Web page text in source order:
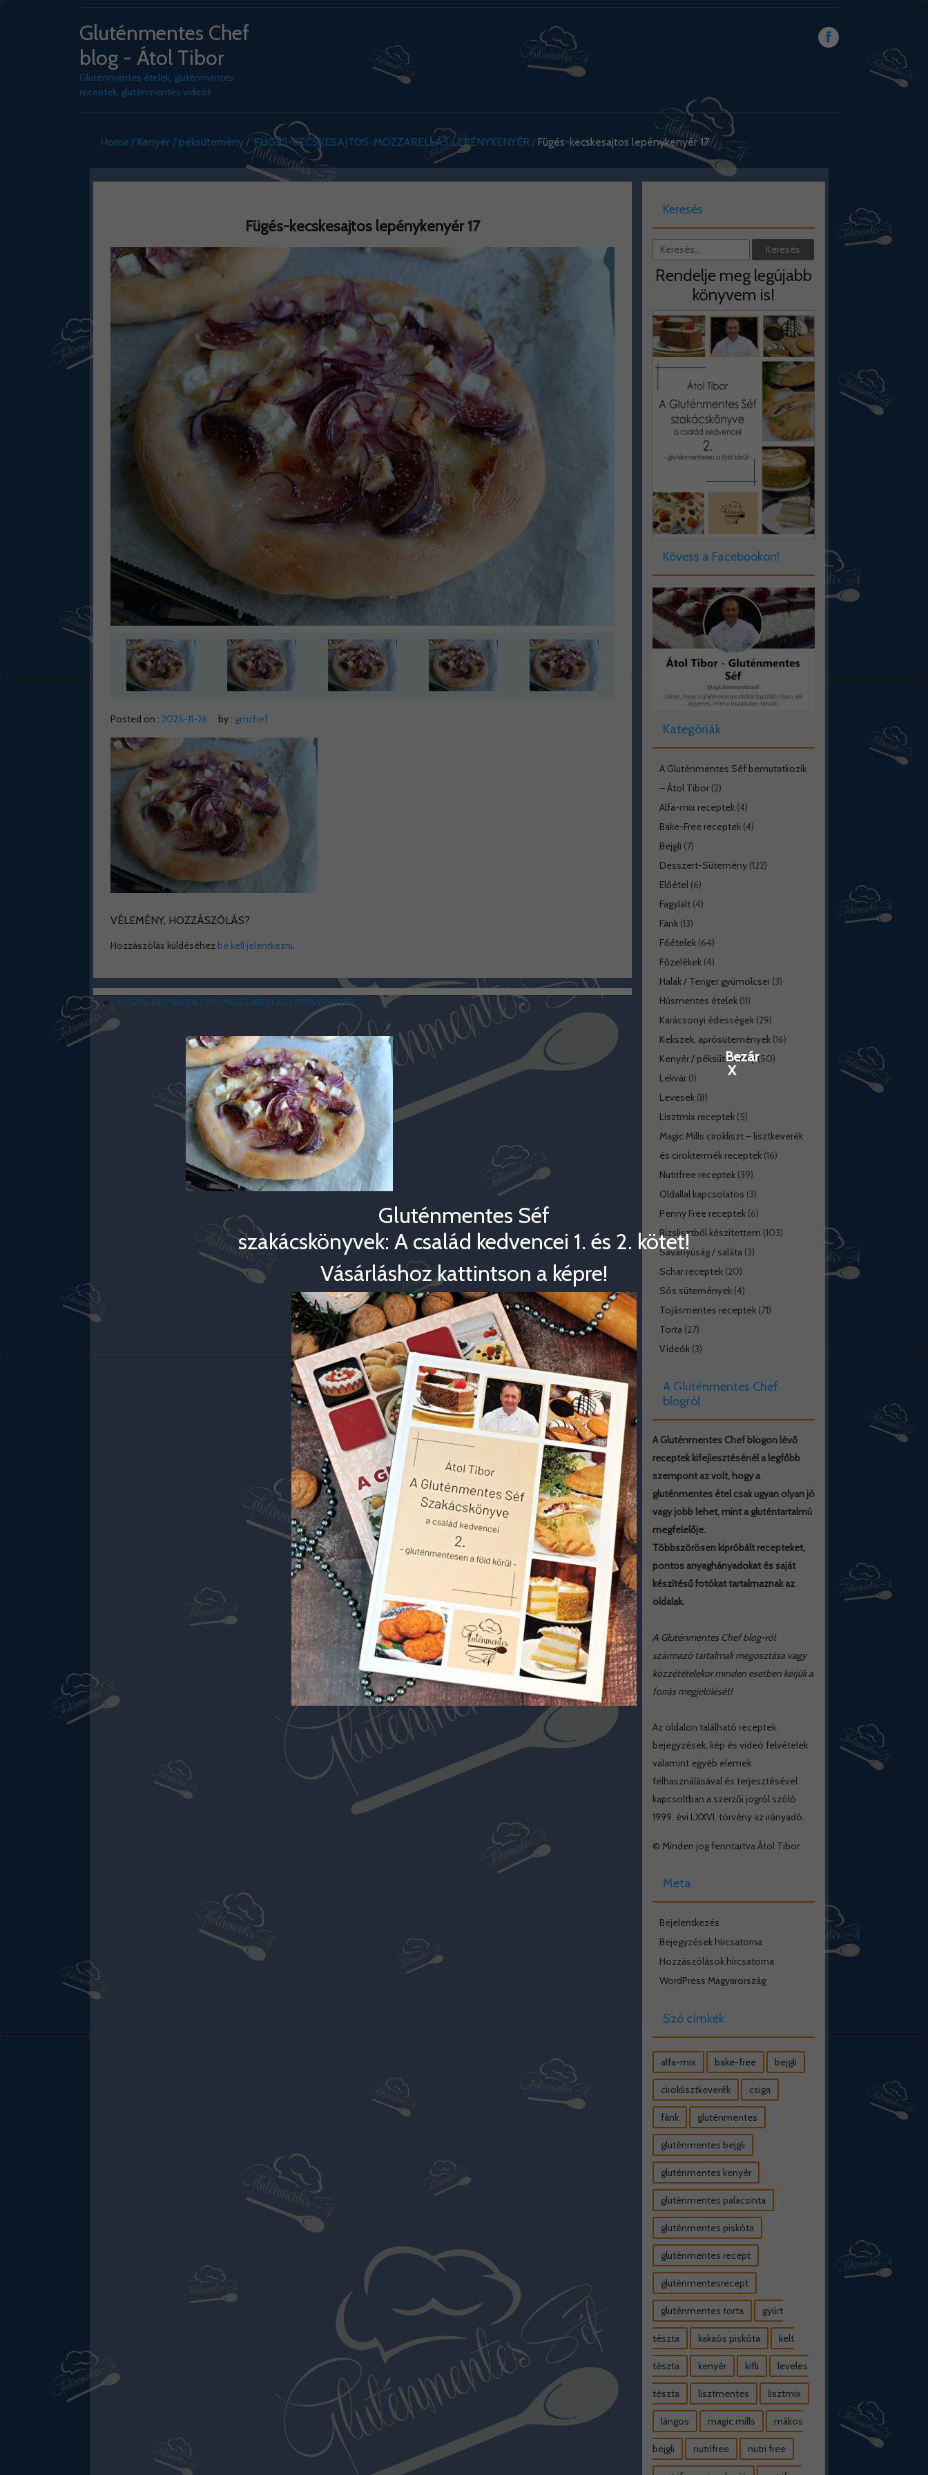
Gluténmentes Chef
blog - Átol Tibor
Gluténmentes ételek, gluténmentes
receptek, gluténmentes videók
Home Kenyér / péksütemény FÜGÉS-KECSKESAJTOS-MOZZARELLÁS LEPÉNYKENYÉR Fügés-kecskesajtos lepénykenyér 17
Fügés-kecskesajtos lepénykenyér 17
Posted on : 2025-11-26 by : gmchef
VÉLEMÉNY, HOZZÁSZÓLÁS?
Hozzászólás küldéséhez be kell jelentkezni
« FÜGÉS-KECSKESAJTOS-MOZZARELLÁS LEPÉNYKENYÉR
Keresés
Rendelje meg legújabb
könyvem is!
Kövess a Facebookon!
Kategóriák
A Gluténmentes Séf bemutatkozik
– Átol Tibor(2)
Alfa-mix receptek(4)
Bake-Free receptek(4)
Bejgli (7)
Desszert-Sütemény(122)
Előétel(6)
Fagylalt(4)
Fánk(13)
Főételek(64)
Főzelékek(4)
Halak / Tenger gyümölcsei (3)
Húsmentes ételek(11)
Karácsonyi édességek(29)
Kekszek, aprósütemények(16)
Kenyér / péksütemény(50)
Lekvár(1)
Levesek(8)
Lisztmix receptek(5)
Magic Mills cirokliszt – lisztkeverék
és ciroktermék receptek(16)
Nutrifree receptek(39)
Oldallal kapcsolatos (3)
Penny Free receptek(6)
Rizslisztből készítettem (103)
Savanyúság / saláta(3)
Schar receptek(20)
Sós sütemények(4)
Tojásmentes receptek(71)
Torta(27)
Videók(3)
A Gluténmentes Chef
blogról
A Gluténmentes Chef blogon lévő
receptek kifejlesztésénél a legfőbb
szempont az volt, hogy a
gluténmentes étel csak ugyan olyan jó
vagy jobb lehet, mint a gluténtartalmú
megfelelője.
Többszörösen kipróbált recepteket,
pontos anyaghányadokat és saját
készítésű fotókat tartalmaznak az
oldalak.
A Gluténmentes Chef blog-ról
származó tartalmak megosztása vagy
közzétételekor minden esetben kérjük a
forrás megjelölését!
Az oldalon található receptek,
bejegyzések, kép és videó felvételek
valamint egyéb elemek
felhasználásával és terjesztésével
kapcsoltban a szerzői jogról szóló
1999. évi LXXVI. törvény az irányadó.
© Minden jog fenntartva Átol Tibor
Meta
Bejelentkezés
Bejegyzések hírcsatorna
Hozzászólások hírcsatorna
WordPress Magyarország
Szó címkék
alfa-mix bake-free bejgli
ciroklisztkeverék csiga
fánk gluténmentes
gluténmentes bejgli
gluténmentes kenyér
gluténmentes palacsinta
gluténmentes piskóta
gluténmentes recept
gluténmentesrecept
gluténmentes torta gyúrt
tészta kakaós piskóta kelt
tészta kenyér kifli leveles
tészta lisztmentes lisztmix
lángos magic mills mákos
bejgli nutrifree nutri free
Gluténmentes Séf
szakácskönyvek: A család kedvencei 1. és 2. kötet!
Vásárláshoz kattintson a képre!
Bezár
X